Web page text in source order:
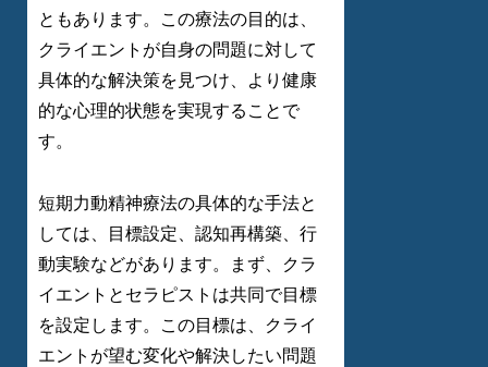
ともあります。この療法の目的は、
クライエントが自身の問題に対して
具体的な解決策を見つけ、より健康
的な心理的状態を実現することで
す。
短期力動精神療法の具体的な手法と
しては、目標設定、認知再構築、行
動実験などがあります。まず、クラ
イエントとセラピストは共同で目標
を設定します。この目標は、クライ
エントが望む変化や解決したい問題